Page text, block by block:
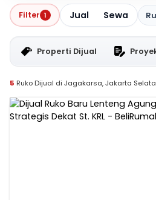
Filter 1 Jual Sewa
Properti Dijual
5 Ruko Dijual di Jagakarsa, Jakarta